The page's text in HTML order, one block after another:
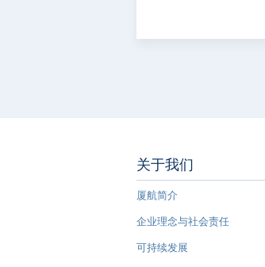
关于我们
厦航简介
企业理念与社会责任
可持续发展